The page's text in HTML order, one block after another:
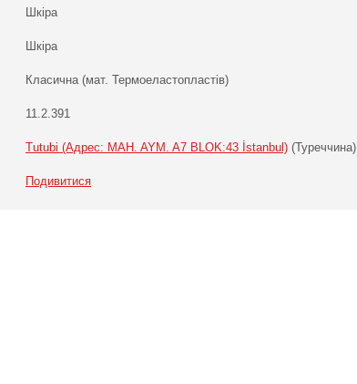
Шкіра
Шкіра
Класична (мат. Термоеластопластів)
11.2.391
Tutubi (Адрес: MAH. AYM. A7 BLOK:43 İstanbul) (Туреччина)
Подивитися